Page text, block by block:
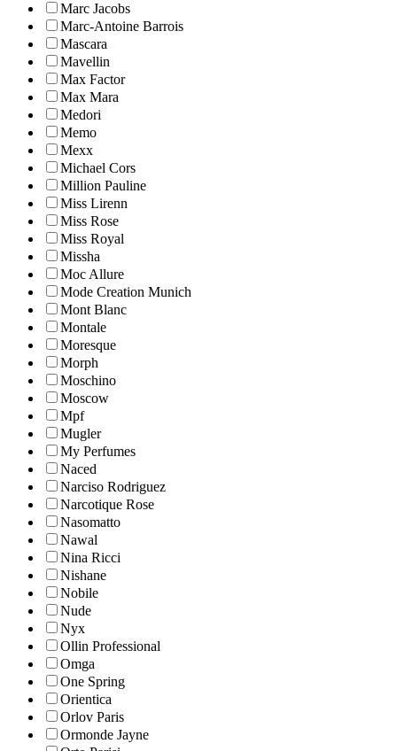
Marc Jacobs
Marc-Antoine Barrois
Mascara
Mavellin
Max Factor
Max Mara
Medori
Memo
Mexx
Michael Cors
Million Pauline
Miss Lirenn
Miss Rose
Miss Royal
Missha
Moc Allure
Mode Creation Munich
Mont Blanc
Montale
Moresque
Morph
Moschino
Moscow
Mpf
Mugler
My Perfumes
Naced
Narciso Rodriguez
Narcotique Rose
Nasomatto
Nawal
Nina Ricci
Nishane
Nobile
Nude
Nyx
Ollin Professional
Omga
One Spring
Orientica
Orlov Paris
Ormonde Jayne